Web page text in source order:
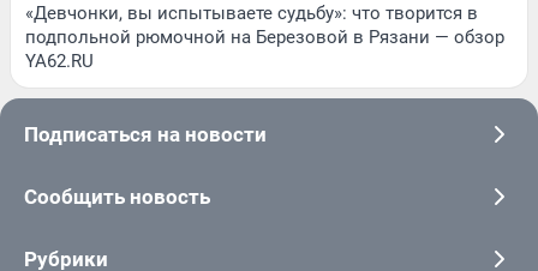
«Девчонки, вы испытываете судьбу»: что творится в
подпольной рюмочной на Березовой в Рязани — обзор
YA62.RU
Подписаться на новости
Сообщить новость
Рубрики